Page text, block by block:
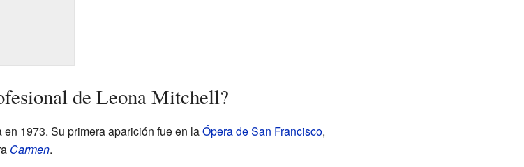
de Leona Mitchell?
1973. Su primera aparición fue en laÓpera de San Francisco,
Carmen.